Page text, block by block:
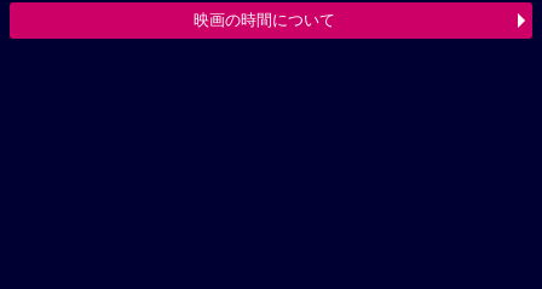
映画の時間について